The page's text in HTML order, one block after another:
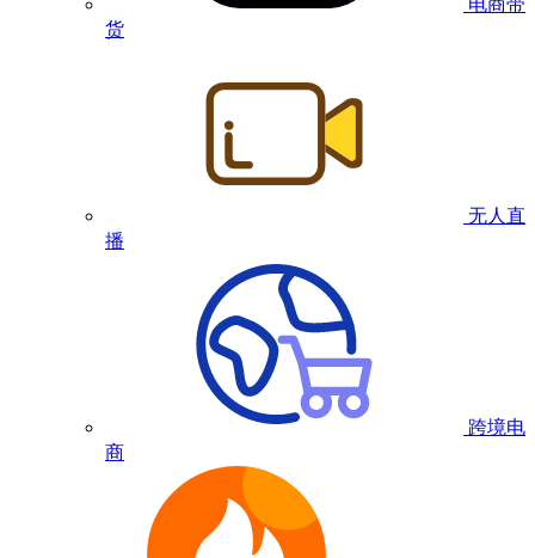
电商带
货
无人直
播
跨境电
商